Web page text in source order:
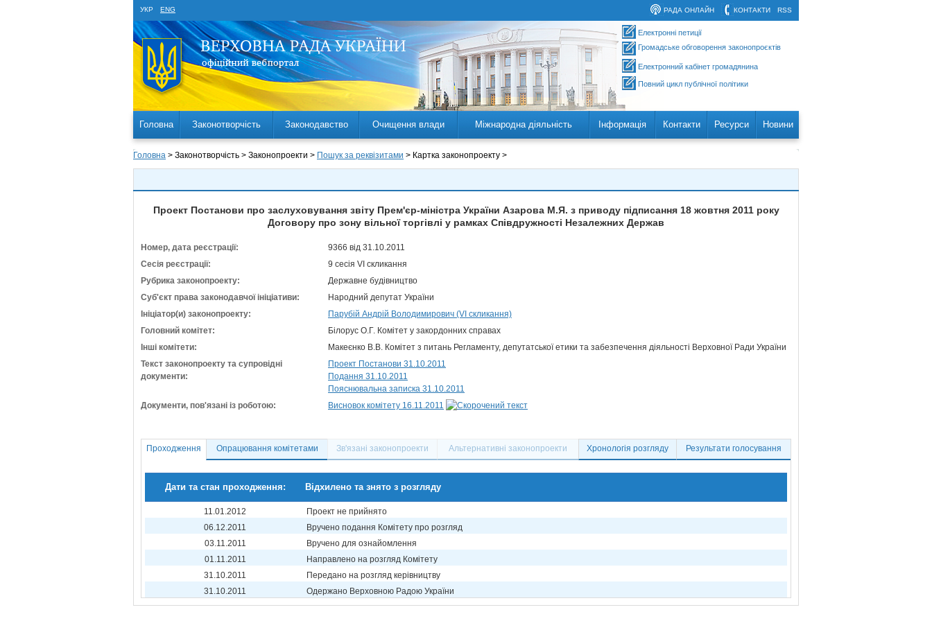
УКР ENG RSS
КОНТАКТИ
РАДА ОНЛАЙН
Електронні петиції
Громадське обговорення законопроєктів
Електронний кабінет громадянина
Повний цикл публічної політики
Головна Законотворчість Законодавство Очищення влади Міжнародна діяльність Інформація Контакти Ресурси Новини
Головна > Законотворчість > Законопроекти > Пошук за реквізитами > Картка законопроекту >
Проект Постанови про заслуховування звіту Прем'єр-міністра України Азарова М.Я. з приводу підписання 18 жовтня 2011 року
Договору про зону вільної торгівлі у рамках Співдружності Незалежних Держав
Номер, дата реєстрації:
9366 від 31.10.2011
Сесія реєстрації:
9 сесія VI скликання
Рубрика законопроекту:
Державне будівництво
Суб'єкт права законодавчої ініціативи:
Народний депутат України
Ініціатор(и) законопроекту:
Парубій Андрій Володимирович (VI скликання)
Головний комітет:
Білорус О.Г. Комітет у закордонних справах
Інші комітети:
Макеєнко В.В. Комітет з питань Регламенту, депутатської етики та забезпечення діяльності Верховної Ради України
Текст законопроекту та супровідні
документи:
Проект Постанови 31.10.2011
Подання 31.10.2011
Пояснювальна записка 31.10.2011
Документи, пов'язані із роботою:
Висновок комітету 16.11.2011
Проходження Опрацювання комітетами Зв'язані законопроекти Альтернативні законопроекти Хронологія розгляду Результати голосування
Дати та стан проходження: Відхилено та знято з розгляду
11.01.2012
Проект не прийнято
06.12.2011
Вручено подання Комітету про розгляд
03.11.2011
Вручено для ознайомлення
01.11.2011
Направлено на розгляд Комітету
31.10.2011
Передано на розгляд керівництву
31.10.2011
Одержано Верховною Радою України